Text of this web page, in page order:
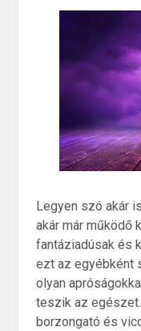
Legyen szó akár
akár már működő
fantáziadúsak és
ezt az egyébként
olyan
teszik az
borzongató és